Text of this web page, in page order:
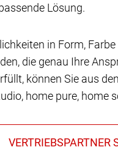
Lösung.
in Form,
die genau Ihre
können Sie aus
home pure, home